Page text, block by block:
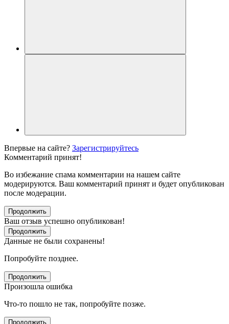
Впервые на сайте? Зарегистрируйтесь
Комментарий принят!
Во избежание спама комментарии на нашем сайте
модерируются. Ваш комментарий принят и будет опубликован
после модерации.
Продолжить
Ваш отзыв успешно опубликован!
Продолжить
Данные не были сохранены!
Попробуйте позднее.
Продолжить
Произошла ошибка
Что-то пошло не так, попробуйте позже.
Продолжить